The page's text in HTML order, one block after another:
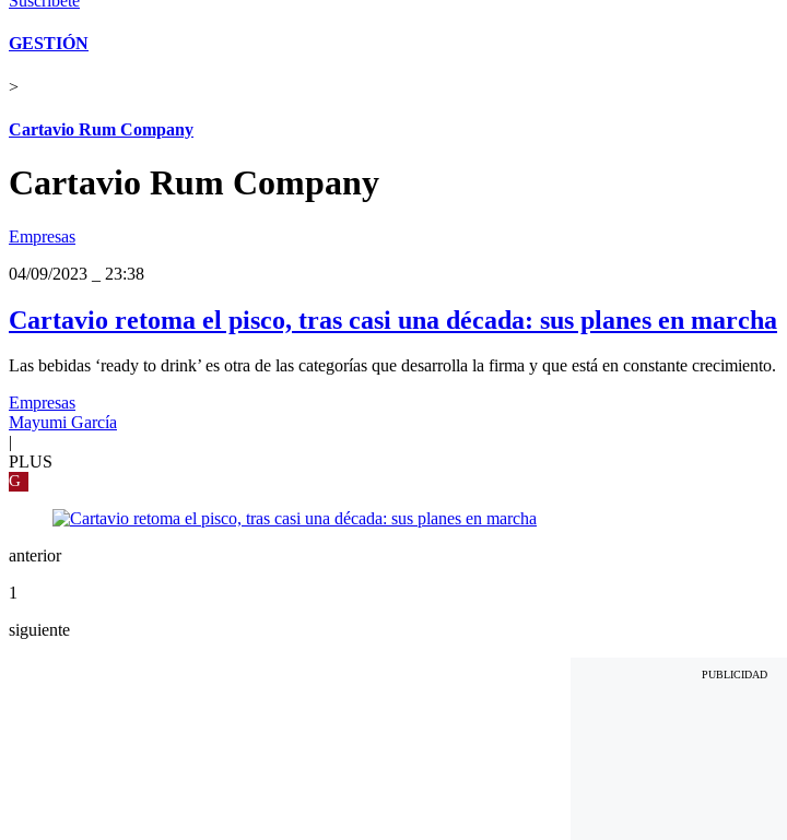
GESTIÓN
>
Cartavio Rum Company
Cartavio Rum Company
Empresas
04/09/2023
23:38
Cartavio retoma el pisco, tras casi una década: sus planes en marcha
Las bebidas ‘ready to drink’ es otra de las categorías que desarrolla la firma y que está en constante crecimiento.
Empresas
Mayumi García
PLUS
G
anterior
1
siguiente